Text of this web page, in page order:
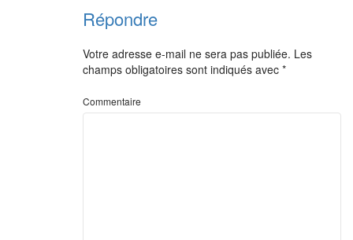
Répondre
Votre adresse e-mail ne sera pas publiée. Les
champs obligatoires sont indiqués avec *
Commentaire